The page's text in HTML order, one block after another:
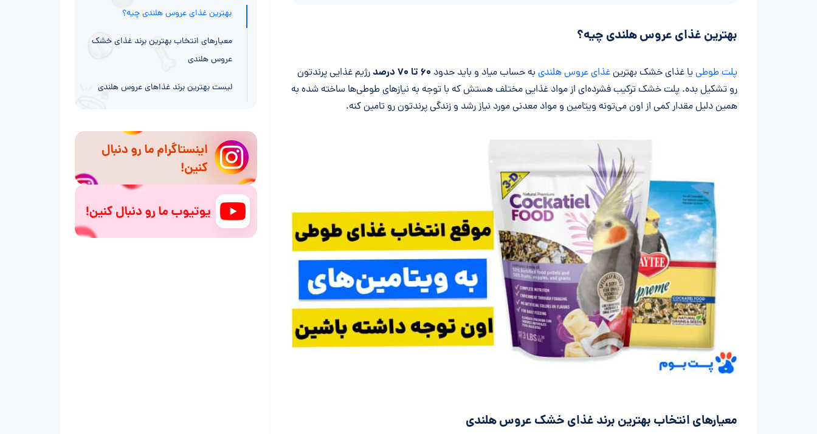
بهترین غذای عروس هلندی چیه؟
پلت طوطییا غذای خشک بهترینغذای عروس هلندی به حساب میاد و باید حدود ۶۰ تا ۷۰ درصد
رژیم غذایی پرندتون
رو تشکیل بده. پلت خشک ترکیب فشرده‌ای از مواد غذایی مختلف هستش که با توجه به نیازهای طوطی‌ها ساخته شده به
همین دلیل مقدار کمی از اون می‌تونه ویتامین و مواد معدنی مورد نیاز رشد و زندگی پرندتون رو تامین کنه.
معیارهای انتخاب بهترین برند غذای خشک عروس هلندی
بهترین غذای عروس هلندی چیه؟
معیارهای انتخاب بهترین برند غذای خشک
عروس هلندی
لیست بهترین برند غذاهای عروس هلندی